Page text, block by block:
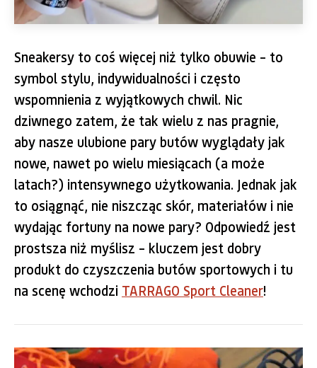
Sneakersy to coś więcej niż tylko obuwie – to
symbol stylu, indywidualności i często
wspomnienia z wyjątkowych chwil. Nic
dziwnego zatem, że tak wielu z nas pragnie,
aby nasze ulubione pary butów wyglądały jak
nowe, nawet po wielu miesiącach (a może
latach?) intensywnego użytkowania. Jednak jak
to osiągnąć, nie niszcząc skór, materiałów i nie
wydając fortuny na nowe pary? Odpowiedź jest
prostsza niż myślisz – kluczem jest dobry
produkt do czyszczenia butów sportowych i tu
na scenę wchodzi TARRAGO Sport Cleaner!